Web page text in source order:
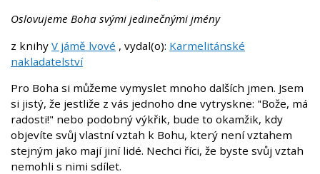
Oslovujeme Boha svými jedinečnými jmény
z knihy V jámě lvové , vydal(o): Karmelitánské
nakladatelství
Pro Boha si můžeme vymyslet mnoho dalších jmen. Jsem
si jistý, že jestliže z vás jednoho dne vytryskne: "Bože, má
radosti!" nebo podobný výkřik, bude to okamžik, kdy
objevíte svůj vlastní vztah k Bohu, který není vztahem
stejným jako mají jiní lidé. Nechci říci, že byste svůj vztah
nemohli s nimi sdílet.